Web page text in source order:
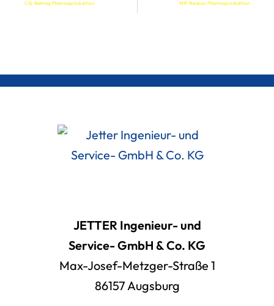
CSL Behring Pharmaproduktion MIP Neubau Pharmaproduktion
JETTER Ingenieur- und
Service- GmbH & Co. KG
Max-Josef-Metzger-Straße 1
86157 Augsburg